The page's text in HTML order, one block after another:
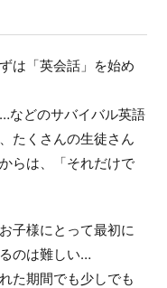
は「英会話」を始め
などのサバイバル英語
たくさんの生徒さん
らは、「それだけで
子様にとって最初に
のは難しい…
た期間でも少しでも